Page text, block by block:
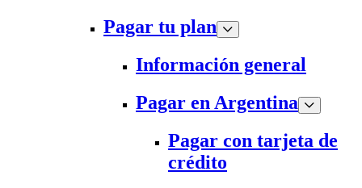
Pagar tu plan
Información general
Pagar en Argentina
Pagar con tarjeta de
crédito